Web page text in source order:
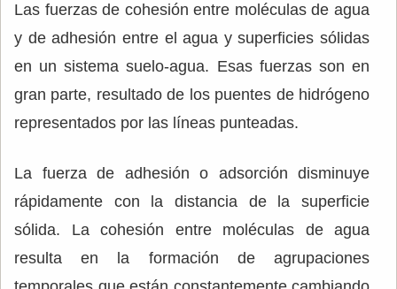
Las fuerzas de cohesión entre moléculas de agua
y de adhesión entre el agua y superficies sólidas
en un sistema suelo-agua. Esas fuerzas son en
gran parte, resultado de los puentes de hidrógeno
representados por las líneas punteadas.
La fuerza de adhesión o adsorción disminuye
rápidamente con la distancia de la superficie
sólida. La cohesión entre moléculas de agua
resulta en la formación de agrupaciones